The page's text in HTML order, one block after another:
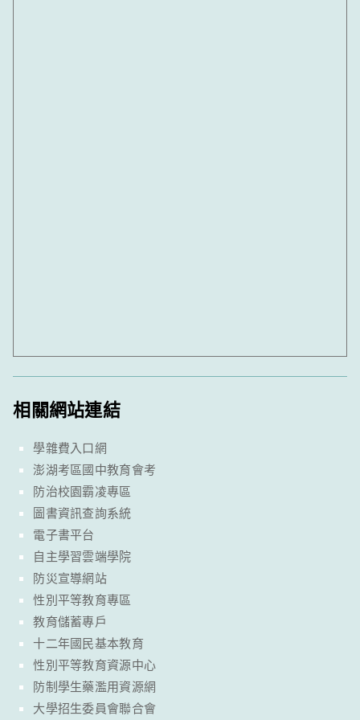
相關網站連結
學雜費入口網
澎湖考區國中教育會考
防治校園霸凌專區
圖書資訊查詢系統
電子書平台
自主學習雲端學院
防災宣導網站
性別平等教育專區
教育儲蓄專戶
十二年國民基本教育
性別平等教育資源中心
防制學生藥濫用資源網
大學招生委員會聯合會